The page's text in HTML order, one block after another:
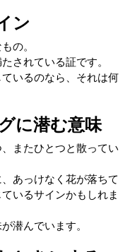
ン
の。
されている証です。
いるのなら、それは何
に潜む意味
またひとつと散ってい
あっけなく花が落ちて
いるサインかもしれま
潜んでいます。